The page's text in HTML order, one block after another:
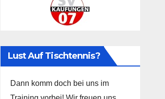
Lust Auf Tischtennis?
Dann komm doch bei uns im